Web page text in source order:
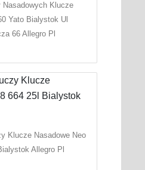
Klucze
Yato Bialystok Ul
66 Allegro Pl
Klucze Nasadowe Neo
Allegro Pl